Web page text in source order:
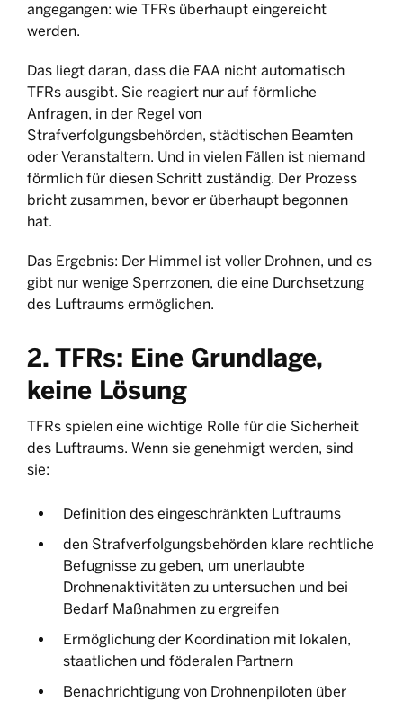
angegangen: wie TFRs überhaupt eingereicht
werden.
Das liegt daran, dass die FAA nicht automatisch
TFRs ausgibt. Sie reagiert nur auf förmliche
Anfragen, in der Regel von
Strafverfolgungsbehörden, städtischen Beamten
oder Veranstaltern. Und in vielen Fällen ist niemand
förmlich für diesen Schritt zuständig. Der Prozess
bricht zusammen, bevor er überhaupt begonnen
hat.
Das Ergebnis: Der Himmel ist voller Drohnen, und es
gibt nur wenige Sperrzonen, die eine Durchsetzung
des Luftraums ermöglichen.
2. TFRs: Eine Grundlage,
keine Lösung
TFRs spielen eine wichtige Rolle für die Sicherheit
des Luftraums. Wenn sie genehmigt werden, sind
sie:
Definition des eingeschränkten Luftraums
den Strafverfolgungsbehörden klare rechtliche
Befugnisse zu geben, um unerlaubte
Drohnenaktivitäten zu untersuchen und bei
Bedarf Maßnahmen zu ergreifen
Ermöglichung der Koordination mit lokalen,
staatlichen und föderalen Partnern
Benachrichtigung von Drohnenpiloten über